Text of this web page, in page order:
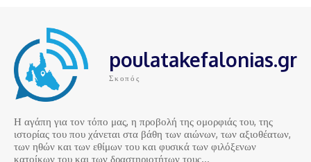
poulatakefalonias.gr
Σκοπός
Η αγάπη για τον τόπο μας, η προβολή της ομορφιάς του, της
ιστορίας του που χάνεται στα βάθη των αιώνων, των αξιοθέατων,
των ηθών και των εθίμων του και φυσικά των φιλόξενων
κατοίκων του και των δραστηριοτήτων τους…